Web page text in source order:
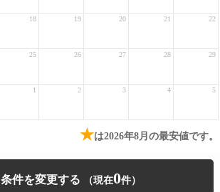
18 19 20 21 22
25 26 27 28 29
1 2 3 4 5
★は2026年8月の最安値です。
条件を変更する 0